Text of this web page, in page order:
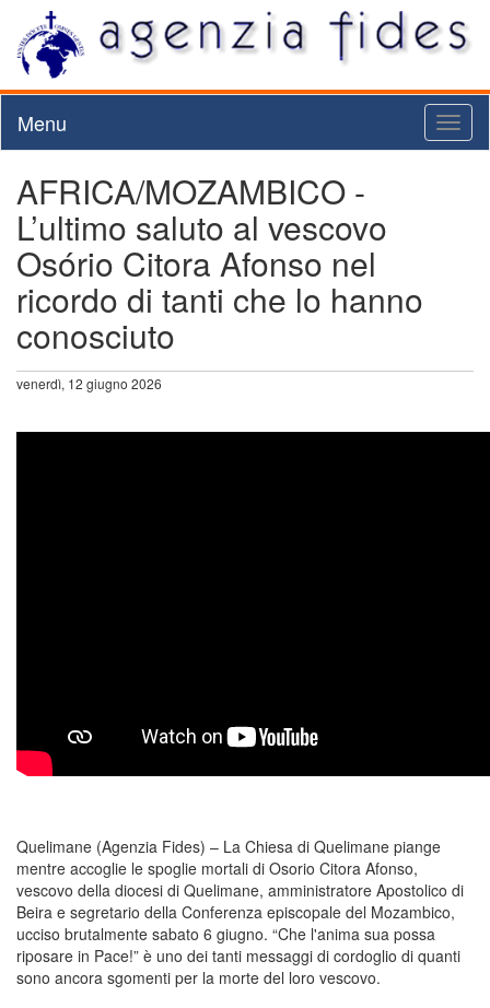
Menu
AFRICA/MOZAMBICO -
L’ultimo saluto al vescovo
Osório Citora Afonso nel
ricordo di tanti che lo hanno
conosciuto
venerdì, 12 giugno 2026
Quelimane (Agenzia Fides) – La Chiesa di Quelimane piange
mentre accoglie le spoglie mortali di Osorio Citora Afonso,
vescovo della diocesi di Quelimane, amministratore Apostolico di
Beira e segretario della Conferenza episcopale del Mozambico,
ucciso brutalmente sabato 6 giugno. “Che l'anima sua possa
riposare in Pace!” è uno dei tanti messaggi di cordoglio di quanti
sono ancora sgomenti per la morte del loro vescovo.